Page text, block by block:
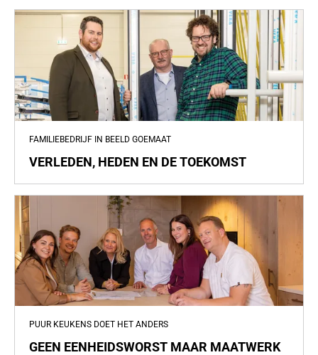
FAMILIEBEDRIJF IN BEELD GOEMAAT
VERLEDEN, HEDEN EN DE TOEKOMST
PUUR KEUKENS DOET HET ANDERS
GEEN EENHEIDSWORST MAAR MAATWERK